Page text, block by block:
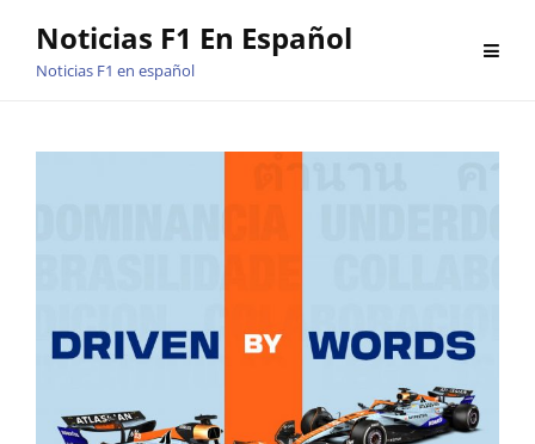
Noticias F1 En Español
Noticias F1 en español